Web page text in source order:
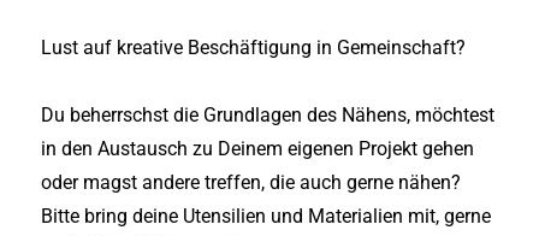
Lust auf kreative Beschäftigung in Gemeinschaft?
Du beherrschst die Grundlagen des Nähens, möchtest
in den Austausch zu Deinem eigenen Projekt gehen
oder magst andere treffen, die auch gerne nähen?
Bitte bring deine Utensilien und Materialien mit, gerne